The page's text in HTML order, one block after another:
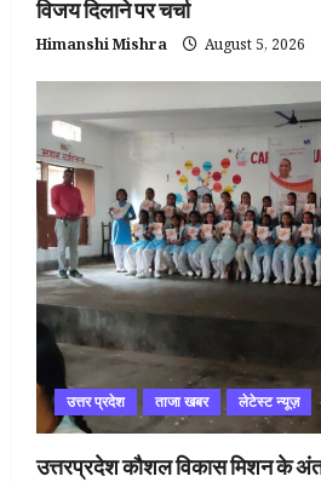
विजय दिलाने पर चर्चा
Himanshi Mishra August 5, 2026
उत्तर प्रदेश ताजा खबर लेटेस्ट न्यूज़
उत्तरप्रदेश कौशल विकास मिशन के